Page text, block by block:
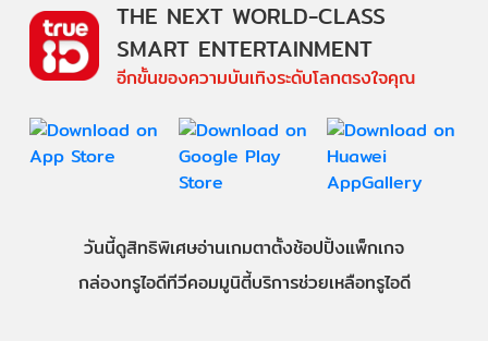
THE NEXT WORLD-CLASS
SMART ENTERTAINMENT
อีกขั้นของความบันเทิงระดับโลกตรงใจคุณ
วันนี้ดูสิทธิพิเศษอ่านเกมตาตั้งช้อปปิ้งแพ็กเกจ
กล่องทรูไอดีทีวีคอมมูนิตี้บริการช่วยเหลือทรูไอดี